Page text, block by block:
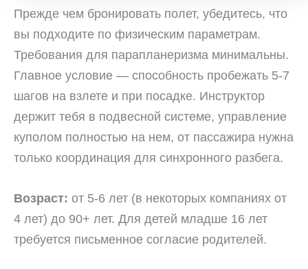
Прежде чем бронировать полет, убедитесь, что
вы подходите по физическим параметрам.
Требования для парапланеризма минимальны.
Главное условие — способность пробежать 5-7
шагов на взлете и при посадке. Инструктор
держит тебя в подвесной системе, управление
куполом полностью на нем, от пассажира нужна
только координация для синхронного разбега.
Возраст: от 5-6 лет (в некоторых компаниях от
4 лет) до 90+ лет. Для детей младше 16 лет
требуется письменное согласие родителей.